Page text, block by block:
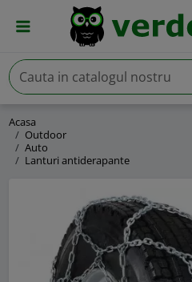
Acasa
Outdoor
Auto
Lanturi antiderapante